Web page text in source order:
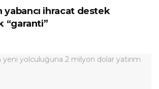
yabancı ihracat destek
“garanti”